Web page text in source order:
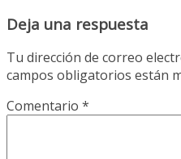
Deja una respuesta
Tu dirección de correo
campos obligatorios están
Comentario *